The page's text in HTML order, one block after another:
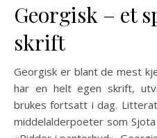
Georgisk – et
skrift
Georgisk er blant de mest
har en helt egen skrift,
brukes fortsatt i dag.
middelalderpoeter som